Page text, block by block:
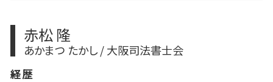
赤松 隆
あかまつ たかし / 大阪司法書士会
経歴